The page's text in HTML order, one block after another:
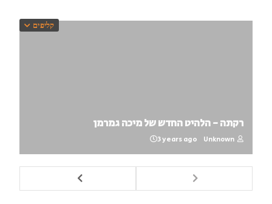
קליפים
רקתה - הלהיט החדש של מיכה גמרמן
Unknown
3 years ago